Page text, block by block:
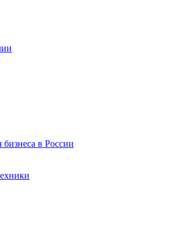
в России